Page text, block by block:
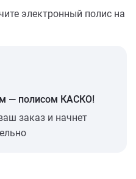
электронный полис на
— полисом КАСКО!
заказ и начнет